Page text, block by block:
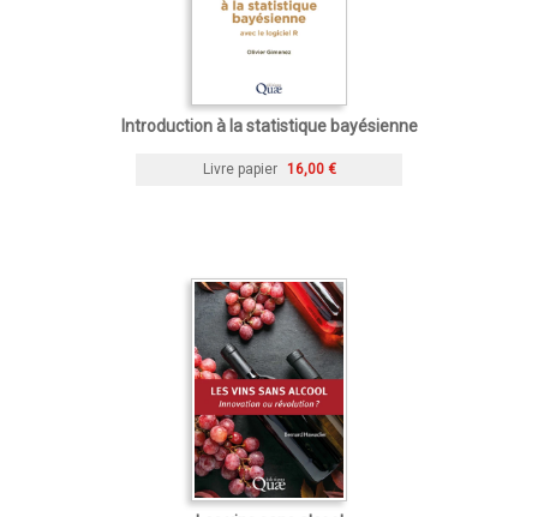
Introduction à la statistique bayésienne
Livre papier 16,00 €